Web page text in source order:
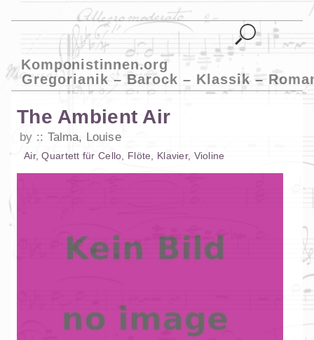
Komponistinnen.org
Gregorianik – Barock – Klassik –
The Ambient Air
by Talma, Louise
Air,Quartett fürCello Flöte Klavier, Violine